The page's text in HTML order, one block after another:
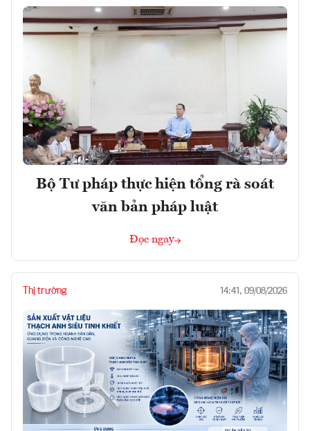
Bộ Tư pháp thực hiện tổng rà soát
văn bản pháp luật
Đọc ngay
Thị trường 14:41, 09/08/2026